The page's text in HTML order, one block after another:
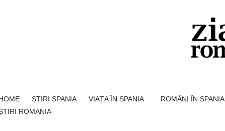
ȘTIRI SPANIA VIAȚA ÎN SPANIA ROMÂNI ÎN SPANIA
ROMANIA